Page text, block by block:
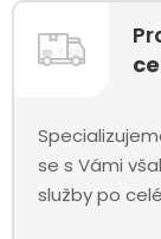
se s Vámi
služby po